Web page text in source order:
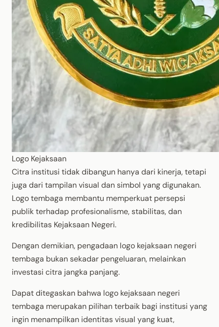
Logo Kejaksaan
Citra institusi tidak dibangun hanya dari kinerja, tetapi
juga dari tampilan visual dan simbol yang digunakan.
Logo tembaga membantu memperkuat persepsi
publik terhadap profesionalisme, stabilitas, dan
kredibilitas Kejaksaan Negeri.
Dengan demikian, pengadaan logo kejaksaan negeri
tembaga bukan sekadar pengeluaran, melainkan
investasi citra jangka panjang.
Dapat ditegaskan bahwa logo kejaksaan negeri
tembaga merupakan pilihan terbaik bagi institusi yang
ingin menampilkan identitas visual yang kuat,